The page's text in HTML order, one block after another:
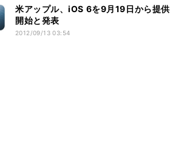
米アップル、iOS 6を9月19日から提供
開始と発表
2012/09/13 03:54